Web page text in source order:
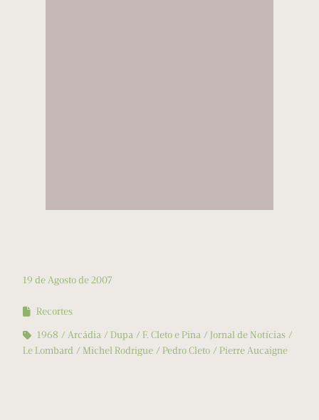
19 de Agosto de 2007
Recortes
1968
Arcádia Dupa F. Cleto e Pina
Jornal de Notícias
Le Lombard
Michel Rodrigue Pedro Cleto Pierre Aucaigne